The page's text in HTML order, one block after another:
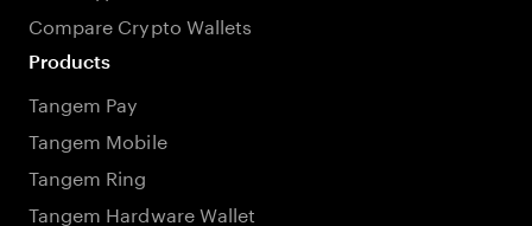
Compare Crypto Wallets
Products
Tangem Pay
Tangem Mobile
Tangem Ring
Tangem Hardware Wallet